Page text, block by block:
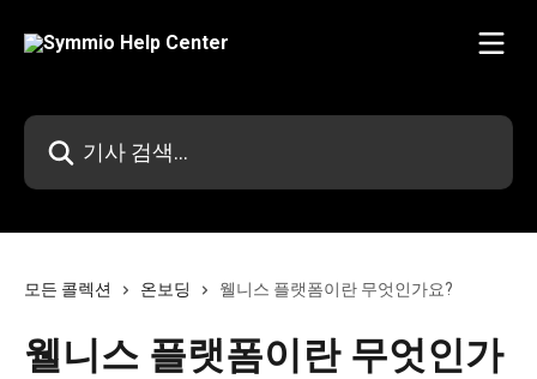
기사 검색...
모든 콜렉션 온보딩 웰니스 플랫폼이란 무엇인가요?
웰니스 플랫폼이란 무엇인가